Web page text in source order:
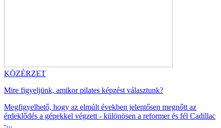
KÖZÉRZET
Mire figyeljünk, amikor pilates képzést választunk?
Megfigyelhető, hogy az elmúlt években jelentősen megnőtt az
érdeklődés a gépekkel végzett - különösen a reformer és fél Cadillac
-...